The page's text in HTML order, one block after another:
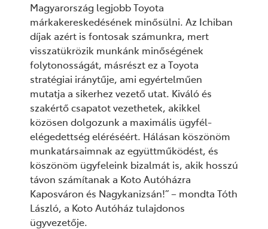
Magyarország legjobb Toyota
márkakereskedésének minősülni. Az Ichiban
díjak azért is fontosak számunkra, mert
visszatükrözik munkánk minőségének
folytonosságát, másrészt ez a Toyota
stratégiai iránytűje, ami egyértelműen
mutatja a sikerhez vezető utat. Kiváló és
szakértő csapatot vezethetek, akikkel
közösen dolgozunk a maximális ügyfél-
elégedettség eléréséért. Hálásan köszönöm
munkatársaimnak az együttműködést, és
köszönöm ügyfeleink bizalmát is, akik hosszú
távon számítanak a Koto Autóházra
Kaposváron és Nagykanizsán!” – mondta Tóth
László, a Koto Autóház tulajdonos
ügyvezetője.